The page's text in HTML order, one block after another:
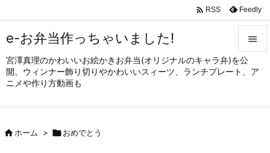
e-お弁当作っちゃいました!
宮澤真理のかわいいお絵かきお弁当(オリジナルのキャラ弁)を公
開。ウィンナー飾り切りやかわいいスィーツ、ランチプレート、ア
ニメや作り方動画も


メニュ
サイド
 RSS Feedly
ホーム > おめでとう